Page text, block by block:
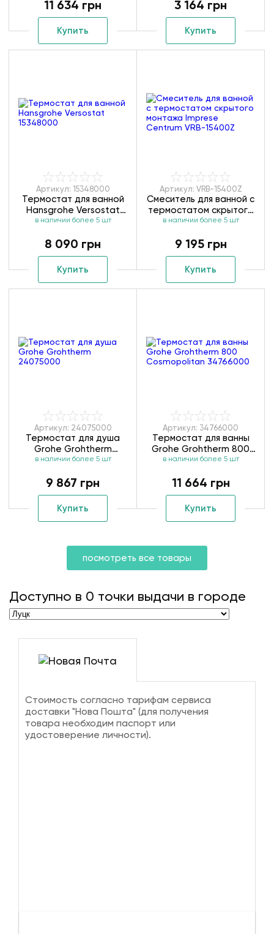
11 634 грн
Купить
3 164 грн
Купить
Артикул: 15348000
Термостат для ванной
Hansgrohe Versostat
15348000
в наличии более 5 шт
8 090 грн
Купить
Артикул: VRB-15400Z
Смеситель для ванной с
термостатом скрытого
монтажа Imprese
в наличии более 5 шт
9 195 грн
Купить
Артикул: 24075000
Термостат для душа
Grohe Grohtherm
24075000
в наличии более 5 шт
9 867 грн
Купить
Артикул: 34766000
Термостат для ванны
Grohe Grohtherm 800
Cosmopolitan 34766000
в наличии более 5 шт
11 664 грн
Купить
посмотреть все товары
Доступно в 0 точки выдачи в городе
Стоимость согласно тарифам сервиса
доставки "Нова Пошта" (для получения
товара необходим паспорт или
удостоверение личности).